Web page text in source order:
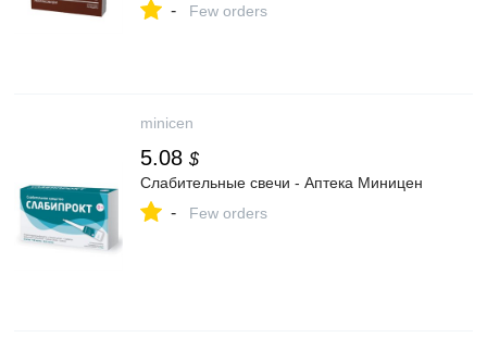
Миницен
- Few orders
minicen
5.08 $
Слабительные свечи - Аптека Миницен
- Few orders